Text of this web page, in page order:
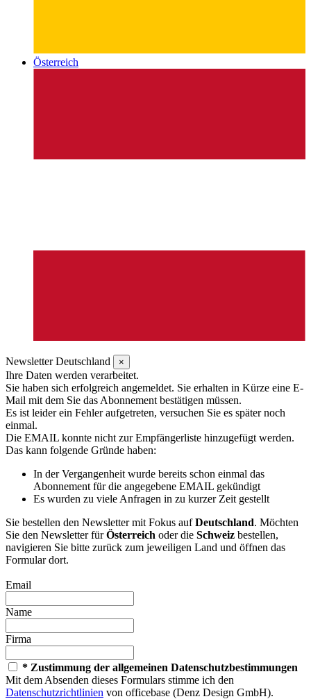
Österreich
Newsletter Deutschland ×
Ihre Daten werden verarbeitet.
Sie haben sich erfolgreich angemeldet. Sie erhalten in Kürze eine E-
Mail mit dem Sie das Abonnement bestätigen müssen.
Es ist leider ein Fehler aufgetreten, versuchen Sie es später noch
einmal.
Die EMAIL konnte nicht zur Empfängerliste hinzugefügt werden.
Das kann folgende Gründe haben:
In der Vergangenheit wurde bereits schon einmal das
Abonnement für die angegebene EMAIL gekündigt
Es wurden zu viele Anfragen in zu kurzer Zeit gestellt
Sie bestellen den Newsletter mit Fokus aufDeutschland. Möchten
Sie den Newsletter fürÖsterreich oder die Schweiz bestellen,
navigieren Sie bitte zurück zum jeweiligen Land und öffnen das
Formular dort.
Email
Name
Firma
* Zustimmung der allgemeinen Datenschutzbestimmungen
Mit dem Absenden dieses Formulars stimme ich den
Datenschutzrichtlinien von officebase (Denz Design GmbH).